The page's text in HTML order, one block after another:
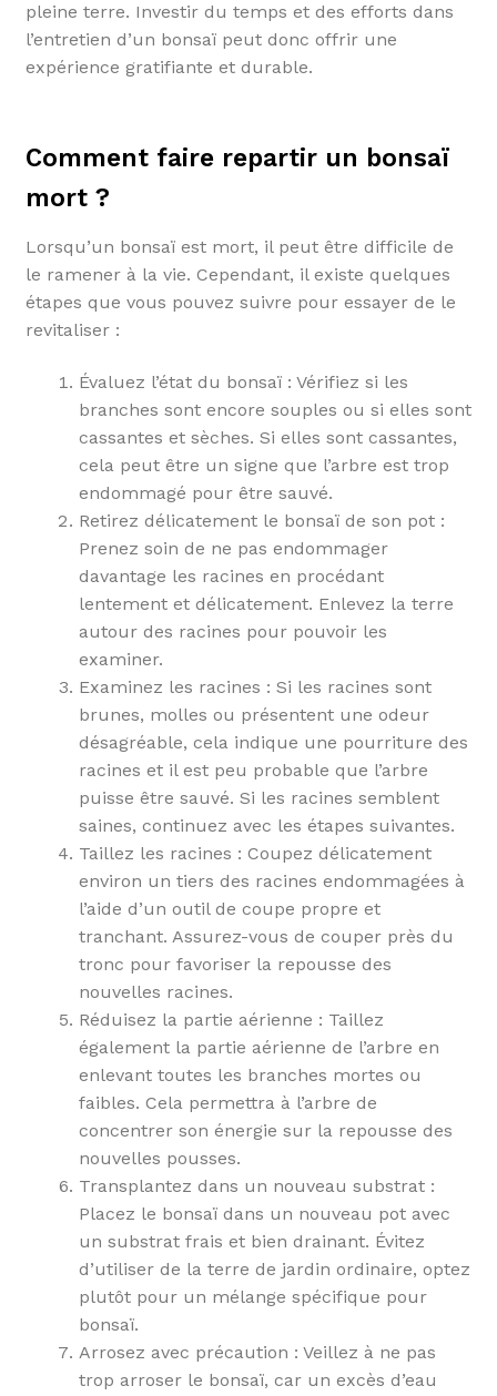
pleine terre. Investir du temps et des efforts dans
l’entretien d’un bonsaï peut donc offrir une
expérience gratifiante et durable.
Comment faire repartir un bonsaï
mort ?
Lorsqu’un bonsaï est mort, il peut être difficile de
le ramener à la vie. Cependant, il existe quelques
étapes que vous pouvez suivre pour essayer de le
revitaliser :
Évaluez l’état du bonsaï : Vérifiez si les
branches sont encore souples ou si elles sont
cassantes et sèches. Si elles sont cassantes,
cela peut être un signe que l’arbre est trop
endommagé pour être sauvé.
Retirez délicatement le bonsaï de son pot :
Prenez soin de ne pas endommager
davantage les racines en procédant
lentement et délicatement. Enlevez la terre
autour des racines pour pouvoir les
examiner.
Examinez les racines : Si les racines sont
brunes, molles ou présentent une odeur
désagréable, cela indique une pourriture des
racines et il est peu probable que l’arbre
puisse être sauvé. Si les racines semblent
saines, continuez avec les étapes suivantes.
Taillez les racines : Coupez délicatement
environ un tiers des racines endommagées à
l’aide d’un outil de coupe propre et
tranchant. Assurez-vous de couper près du
tronc pour favoriser la repousse des
nouvelles racines.
Réduisez la partie aérienne : Taillez
également la partie aérienne de l’arbre en
enlevant toutes les branches mortes ou
faibles. Cela permettra à l’arbre de
concentrer son énergie sur la repousse des
nouvelles pousses.
Transplantez dans un nouveau substrat :
Placez le bonsaï dans un nouveau pot avec
un substrat frais et bien drainant. Évitez
d’utiliser de la terre de jardin ordinaire, optez
plutôt pour un mélange spécifique pour
bonsaï.
Arrosez avec précaution : Veillez à ne pas
trop arroser le bonsaï, car un excès d’eau